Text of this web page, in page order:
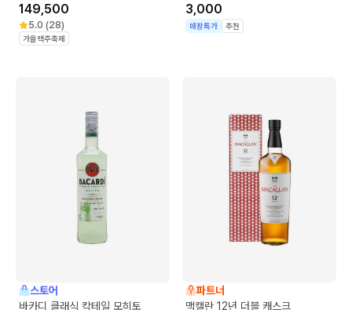
149,500
5.0 (28)
가을맥주축제
3,000
매장특가 추천
스토어
바카디 클래식 칵테일 모히토
파트너
맥캘란 12년 더블 캐스크